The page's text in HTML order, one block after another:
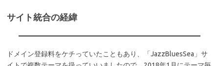
サイト統合の経緯
ドメイン登録料をケチっていたこともあり、「JazzBluesSea」サ